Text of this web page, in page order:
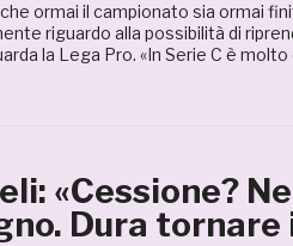
ormai il campionato sia ormai
riguardo alla possibilità di
la Lega Pro. «In Serie C è
«Cessione?
Dura tornare